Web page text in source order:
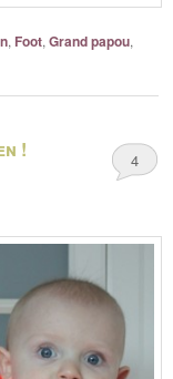
, Foot,Grand papou,
! 4